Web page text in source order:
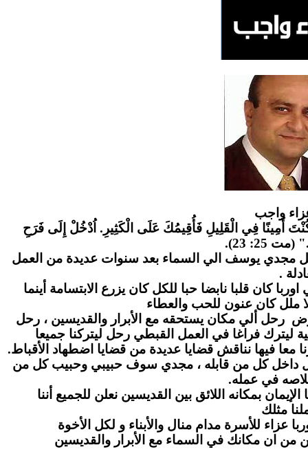
واجب
أَمِينًا فِي الْقَلِيلِ فَأُقِيمُكَ عَلَى الْكَثِيرِ. اُدْخُلْ إِلَى فَرَحِ
25: 23).
مجدي يوسف الي السماء بعد سنوات عديدة من العمل
.
كان قلبا نابضا حبا للكل كان يزرع الابتسامة أينما
ملل كان عنون للحب والعطاء
رحل ألي مكان يستحقه مع الأبرار والقديسين ، رحل
ليترك فراغا في العمل القبطي رحل ليتركنا جميعا
فيها نناقش قضايا عديدة من قضايا اضطهاد الأقباط.
داخل كل من قابله ، مجدي سوف حبيبي وحبيب كل من
في عمله.
بمكانه اللائق بين القديسين نعلن للجميع أننا
مثلك
عزاء للأسرة مدام منال والأبناء و لكل الأخوة
من ان مكانك في السماء مع الأبرار والقديسين